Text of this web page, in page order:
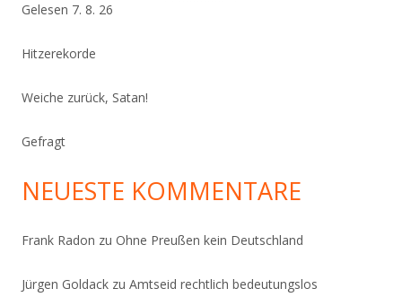
Gelesen 7. 8. 26
Hitzerekorde
Weiche zurück, Satan!
Gefragt
NEUESTE KOMMENTARE
Frank Radon zu Ohne Preußen kein Deutschland
Jürgen Goldack zu Amtseid rechtlich bedeutungslos